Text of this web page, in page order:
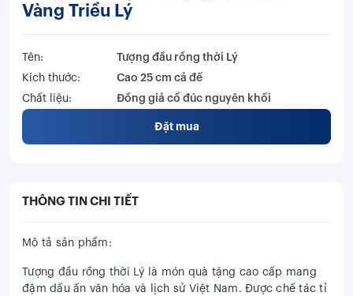
Vàng Triều Lý
Tên:
Tượng đầu rồng thời Lý
Kích thước:
Cao 25 cm cả đế
Chất liệu:
Đồng giả cổ đúc nguyên khối
Đặt mua
THÔNG TIN CHI TIẾT
Mô tả sản phẩm:
Tượng đầu rồng thời Lý là món quà tặng cao cấp mang
đậm dấu ấn văn hóa và lịch sử Việt Nam. Được chế tác tỉ